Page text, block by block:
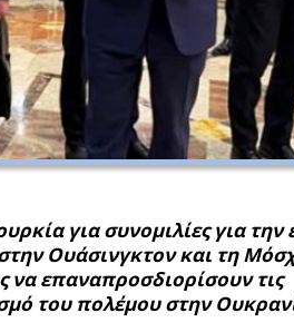
για συνομιλίες για την
Ουάσινγκτον και τη
να επαναπροσδιορίσουν τις
του πολέμου στην